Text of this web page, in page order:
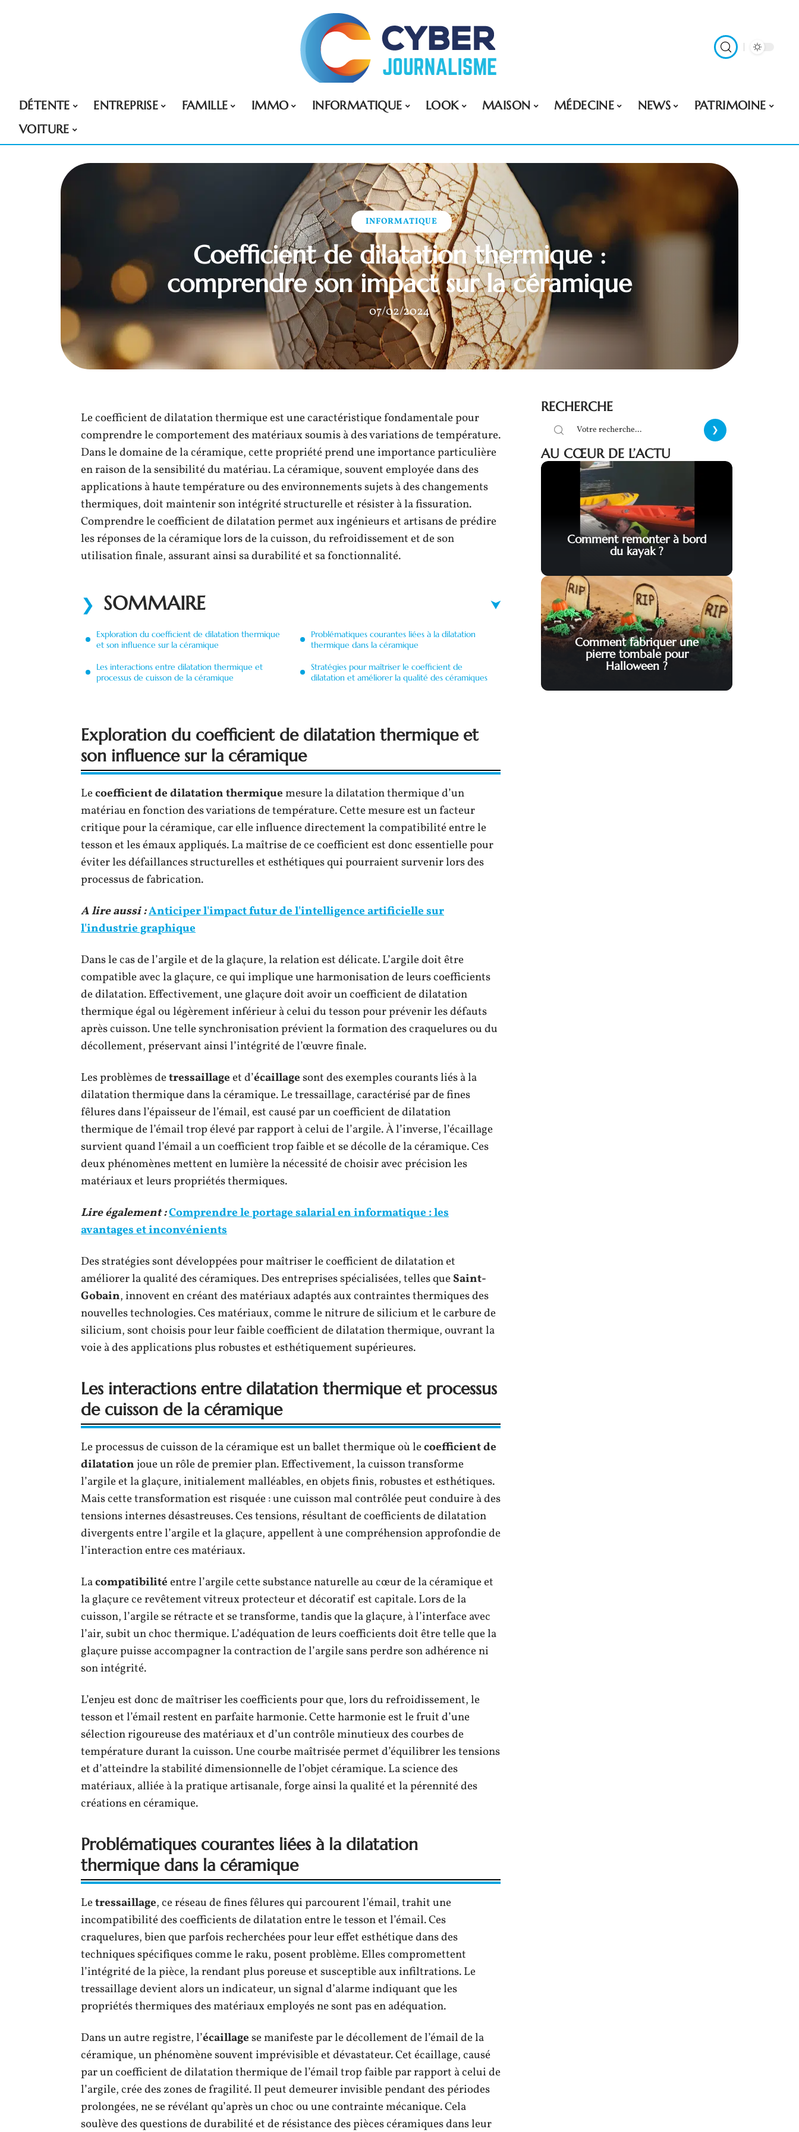
DÉTENTE ENTREPRISE FAMILLE IMMO INFORMATIQUE LOOK MAISON MÉDECINE NEWS
PATRIMOINE
VOITURE
INFORMATIQUE
Coefficient de dilatation thermique :
comprendre son impact sur la céramique
07/02/2024
Le coefficient de dilatation thermique est une caractéristique fondamentale pour
comprendre le comportement des matériaux soumis à des variations de température.
Dans le domaine de la céramique, cette propriété prend une importance particulière
en raison de la sensibilité du matériau. La céramique, souvent employée dans des
applications à haute température ou des environnements sujets à des changements
thermiques, doit maintenir son intégrité structurelle et résister à la fissuration.
Comprendre le coefficient de dilatation permet aux ingénieurs et artisans de prédire
les réponses de la céramique lors de la cuisson, du refroidissement et de son
utilisation finale, assurant ainsi sa durabilité et sa fonctionnalité.
SOMMAIRE
Exploration du coefficient de dilatation thermique
et son influence sur la céramique
Les interactions entre dilatation thermique et
processus de cuisson de la céramique
Problématiques courantes liées à la dilatation
thermique dans la céramique
Stratégies pour maîtriser le coefficient de
dilatation et améliorer la qualité des céramiques
Exploration du coefficient de dilatation thermique et
son influence sur la céramique
Lecoefficient de dilatation thermiquemesure la dilatation thermique d’un
matériau en fonction des variations de température. Cette mesure est un facteur
critique pour la céramique, car elle influence directement la compatibilité entre le
tesson et les émaux appliqués. La maîtrise de ce coefficient est donc essentielle pour
éviter les défaillances structurelles et esthétiques qui pourraient survenir lors des
processus de fabrication.
A lire aussi :Anticiper l'impact futur de l'intelligence artificielle sur
l'industrie graphique
Dans le cas de l’argile et de la glaçure, la relation est délicate. L’argile doit être
compatible avec la glaçure, ce qui implique une harmonisation de leurs coefficients
de dilatation. Effectivement, une glaçure doit avoir un coefficient de dilatation
thermique égal ou légèrement inférieur à celui du tesson pour prévenir les défauts
après cuisson. Une telle synchronisation prévient la formation des craquelures ou du
décollement, préservant ainsi l’intégrité de l’œuvre finale.
Les problèmes detressaillageet d’écaillagesont des exemples courants liés à la
dilatation thermique dans la céramique. Le tressaillage, caractérisé par de fines
fêlures dans l’épaisseur de l’émail, est causé par un coefficient de dilatation
thermique de l’émail trop élevé par rapport à celui de l’argile. À l’inverse, l’écaillage
survient quand l’émail a un coefficient trop faible et se décolle de la céramique. Ces
deux phénomènes mettent en lumière la nécessité de choisir avec précision les
matériaux et leurs propriétés thermiques.
Lire également :Comprendre le portage salarial en informatique : les
avantages et inconvénients
Des stratégies sont développées pour maîtriser le coefficient de dilatation et
améliorer la qualité des céramiques. Des entreprises spécialisées, telles queSaint-
Gobain, innovent en créant des matériaux adaptés aux contraintes thermiques des
nouvelles technologies. Ces matériaux, comme le nitrure de silicium et le carbure de
silicium, sont choisis pour leur faible coefficient de dilatation thermique, ouvrant la
voie à des applications plus robustes et esthétiquement supérieures.
Les interactions entre dilatation thermique et processus
de cuisson de la céramique
Le processus de cuisson de la céramique est un ballet thermique où lecoefficient de
dilatationjoue un rôle de premier plan. Effectivement, la cuisson transforme
l’argile et la glaçure, initialement malléables, en objets finis, robustes et esthétiques.
Mais cette transformation est risquée : une cuisson mal contrôlée peut conduire à des
tensions internes désastreuses. Ces tensions, résultant de coefficients de dilatation
divergents entre l’argile et la glaçure, appellent à une compréhension approfondie de
l’interaction entre ces matériaux.
Lacompatibilitéentre l’argile cette substance naturelle au cœur de la céramique et
la glaçure ce revêtement vitreux protecteur et décoratif est capitale. Lors de la
cuisson, l’argile se rétracte et se transforme, tandis que la glaçure, à l’interface avec
l’air, subit un choc thermique. L’adéquation de leurs coefficients doit être telle que la
glaçure puisse accompagner la contraction de l’argile sans perdre son adhérence ni
son intégrité.
L’enjeu est donc de maîtriser les coefficients pour que, lors du refroidissement, le
tesson et l’émail restent en parfaite harmonie. Cette harmonie est le fruit d’une
sélection rigoureuse des matériaux et d’un contrôle minutieux des courbes de
température durant la cuisson. Une courbe maîtrisée permet d’équilibrer les tensions
et d’atteindre la stabilité dimensionnelle de l’objet céramique. La science des
matériaux, alliée à la pratique artisanale, forge ainsi la qualité et la pérennité des
créations en céramique.
Problématiques courantes liées à la dilatation
thermique dans la céramique
Letressaillage, ce réseau de fines fêlures qui parcourent l’émail, trahit une
incompatibilité des coefficients de dilatation entre le tesson et l’émail. Ces
craquelures, bien que parfois recherchées pour leur effet esthétique dans des
techniques spécifiques comme le raku, posent problème. Elles compromettent
l’intégrité de la pièce, la rendant plus poreuse et susceptible aux infiltrations. Le
tressaillage devient alors un indicateur, un signal d’alarme indiquant que les
propriétés thermiques des matériaux employés ne sont pas en adéquation.
Dans un autre registre, l’écaillagese manifeste par le décollement de l’émail de la
céramique, un phénomène souvent imprévisible et dévastateur. Cet écaillage, causé
par un coefficient de dilatation thermique de l’émail trop faible par rapport à celui de
l’argile, crée des zones de fragilité. Il peut demeurer invisible pendant des périodes
prolongées, ne se révélant qu’après un choc ou une contrainte mécanique. Cela
soulève des questions de durabilité et de résistance des pièces céramiques dans leur
RECHERCHE
AU CŒUR DE L’ACTU
Comment remonter à bord
du kayak ?
Comment fabriquer une
pierre tombale pour
Halloween ?